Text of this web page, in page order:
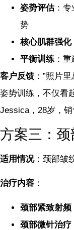
姿势评估：专
势
核心肌群强化
平衡训练 ：
客户反馈：”照片
姿势训练，不仅看
Jessica，28岁，
方案三：
适用情况：颈部皱
治疗内容 ：
颈部紧致射频
颈部微针治疗